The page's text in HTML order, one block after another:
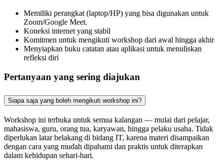
Memiliki perangkat (laptop/HP) yang bisa digunakan untuk
Zoom/Google Meet.
Koneksi internet yang stabil
Komitmen untuk mengikuti workshop dari awal hingga akhir
Menyiapkan buku catatan atau aplikasi untuk menuliskan
refleksi diri
Pertanyaan yang sering diajukan
Siapa saja yang boleh mengikuti workshop ini?
Workshop ini terbuka untuk semua kalangan — mulai dari pelajar,
mahasiswa, guru, orang tua, karyawan, hingga pelaku usaha. Tidak
diperlukan latar belakang di bidang IT, karena materi disampaikan
dengan cara yang mudah dipahami dan praktis untuk diterapkan
dalam kehidupan sehari-hari.